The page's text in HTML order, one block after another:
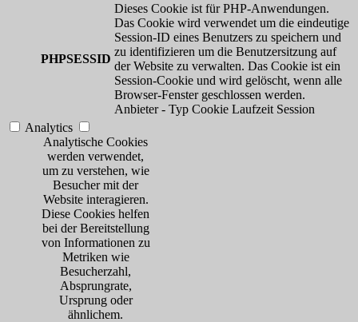
PHPSESSID
Dieses Cookie ist für PHP-Anwendungen.
Das Cookie wird verwendet um die eindeutige
Session-ID eines Benutzers zu speichern und
zu identifizieren um die Benutzersitzung auf
der Website zu verwalten. Das Cookie ist ein
Session-Cookie und wird gelöscht, wenn alle
Browser-Fenster geschlossen werden.
Anbieter - Typ Cookie Laufzeit Session
Analytics
Analytische Cookies
werden verwendet,
um zu verstehen, wie
Besucher mit der
Website interagieren.
Diese Cookies helfen
bei der Bereitstellung
von Informationen zu
Metriken wie
Besucherzahl,
Absprungrate,
Ursprung oder
ähnlichem.